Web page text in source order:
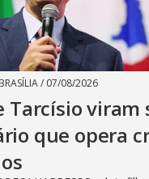
/ 07/08/2026
Tarcísio viram
que opera